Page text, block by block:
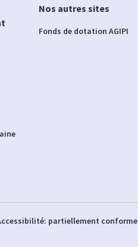
Nos autres sites
Fonds de dotation AGIPI
partiellement conforme